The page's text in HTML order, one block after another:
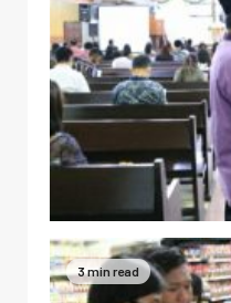
3 min read